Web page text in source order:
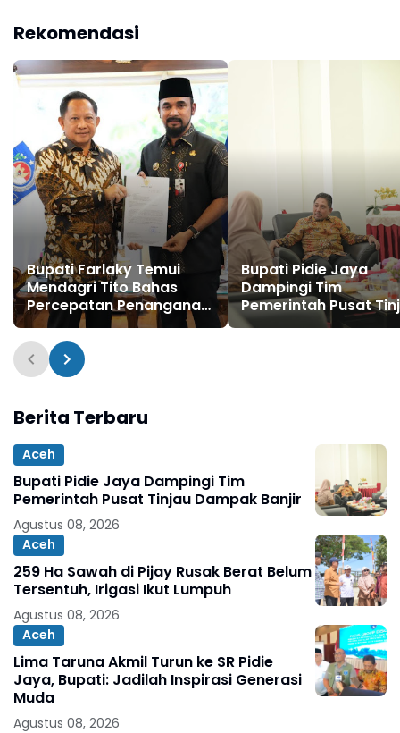
Rekomendasi
Bupati Farlaky Temui
Mendagri Tito Bahas
Percepatan Penanganan
Pascabanjir
Bupati Pidie Jaya
Dampingi Tim
Pemerintah Pusat
Dampak Banjir
Berita Terbaru
Aceh
Bupati Pidie Jaya Dampingi Tim
Pemerintah Pusat Tinjau Dampak Banjir
Agustus 08, 2026
Aceh
259 Ha Sawah di Pijay Rusak Berat Belum
Tersentuh, Irigasi Ikut Lumpuh
Agustus 08, 2026
Aceh
Lima Taruna Akmil Turun ke SR Pidie
Jaya, Bupati: Jadilah Inspirasi Generasi
Muda
Agustus 08, 2026